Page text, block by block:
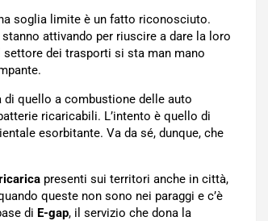
soglia limite è un fatto riconosciuto.
attivando per riuscire a dare la loro
settore dei trasporti si sta man mano
di quello a combustione delle auto
ricaricabili. L’intento è quello di
esorbitante. Va da sé, dunque, che
presenti sui territori anche in città,
queste non sono nei paraggi e c’è
di E-gap, il servizio che dona la